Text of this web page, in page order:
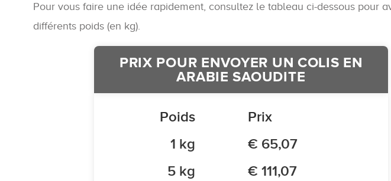
Pour vous faire une idée rapidement, consultez le tableau ci-dessous pour
différents poids (en kg).
PRIX POUR ENVOYER UN COLIS EN
ARABIE SAOUDITE
Poids
Prix
1 kg
€ 65,07
5 kg
€ 111,07